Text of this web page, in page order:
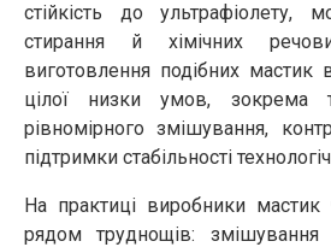
стійкість до ультрафіолету,
стирання й хімічних
виготовлення подібних мастик
цілої низки умов, зокрема
рівномірного змішування,
підтримки стабільності
На практиці виробники мастик
рядом труднощів: